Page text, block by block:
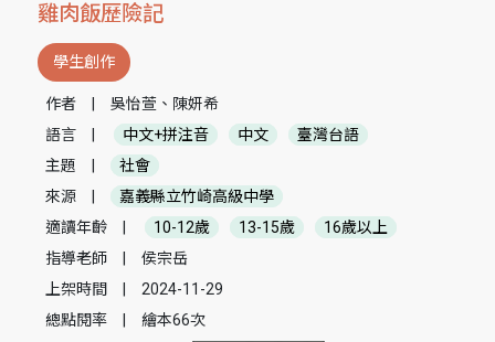
雞肉飯歷險記
學生創作
作者
吳怡萱、陳妍希
語言
中文+拼注音 中文
臺灣台語
主題
社會
來源
嘉義縣立竹崎高級中學
適讀年齡
10-12歲 13-15歲
16歲以上
指導老師
侯宗岳
上架時間
2024-11-29
總點閱率
繪本66次